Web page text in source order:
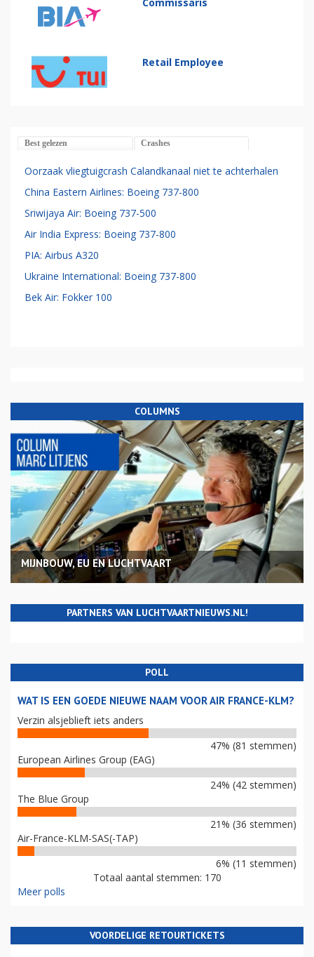
Commissaris
Retail Employee
Best gelezen Crashes
Oorzaak vliegtuigcrash Calandkanaal niet te achterhalen
China Eastern Airlines: Boeing 737-800
Sriwijaya Air: Boeing 737-500
Air India Express: Boeing 737-800
PIA: Airbus A320
Ukraine International: Boeing 737-800
Bek Air: Fokker 100
COLUMNS
MIJNBOUW, EU EN LUCHTVAART
PARTNERS VAN LUCHTVAARTNIEUWS.NL!
POLL
WAT IS EEN GOEDE NIEUWE NAAM VOOR AIR FRANCE-KLM?
Verzin alsjeblieft iets anders
47% (81 stemmen)
European Airlines Group (EAG)
24% (42 stemmen)
The Blue Group
21% (36 stemmen)
Air-France-KLM-SAS(-TAP)
6% (11 stemmen)
Totaal aantal stemmen: 170
Meer polls
VOORDELIGE RETOURTICKETS